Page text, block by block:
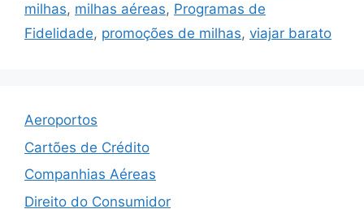
milhas, milhas aéreas, Programas de
Fidelidade, promoções de milhas, viajar barato
Aeroportos
Cartões de Crédito
Companhias Aéreas
Direito do Consumidor